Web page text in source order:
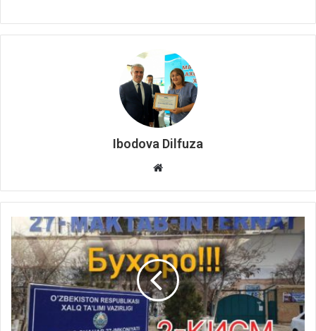
Ibodova Dilfuza
Website